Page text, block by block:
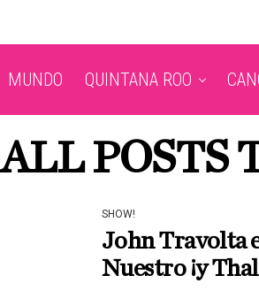
MUNDO QUINTANA ROO
ALL POSTS
SHOW!
John Travolta
Nuestro ¡y